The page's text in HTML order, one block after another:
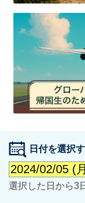
学校閲覧履歴は
ブックマークした
ブックマークし
日付を選択
選択した日から3